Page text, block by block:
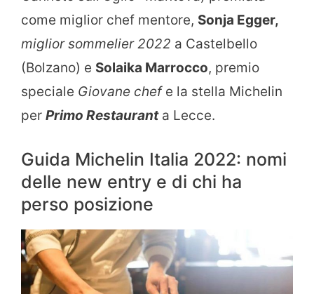
come miglior chef mentore, Sonja Egger,
miglior sommelier 2022 a Castelbello
(Bolzano) e Solaika Marrocco, premio
speciale Giovane chefe la stella Michelin
per Primo Restauranta Lecce.
Guida Michelin Italia 2022: nomi
delle new entry e di chi ha
perso posizione